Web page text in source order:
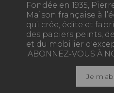
Fondée en 1935,
Maison française à
qui crée, édite et
des papiers peints,
et du mobilier
ABONNEZ-VOUS À
Je